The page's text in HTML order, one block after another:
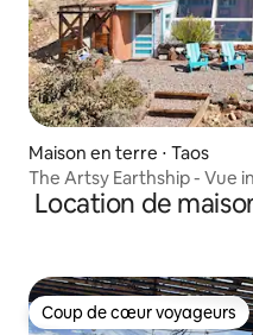
Maison en terre ⋅ Taos
The Artsy Earthship - Vue
Taos
Location de
Coup de cœur voyageurs
Coup de cœur voyageurs